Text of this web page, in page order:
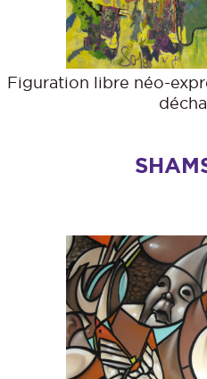
Figuration libre néo-